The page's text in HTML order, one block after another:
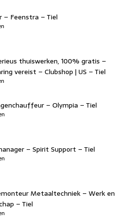
– Feenstra – Tiel
thuiswerken, 100% gratis –
vereist – Clubshop | US – Tiel
– Olympia – Tiel
– Spirit Support – Tiel
Metaaltechniek – Werk en
– Tiel